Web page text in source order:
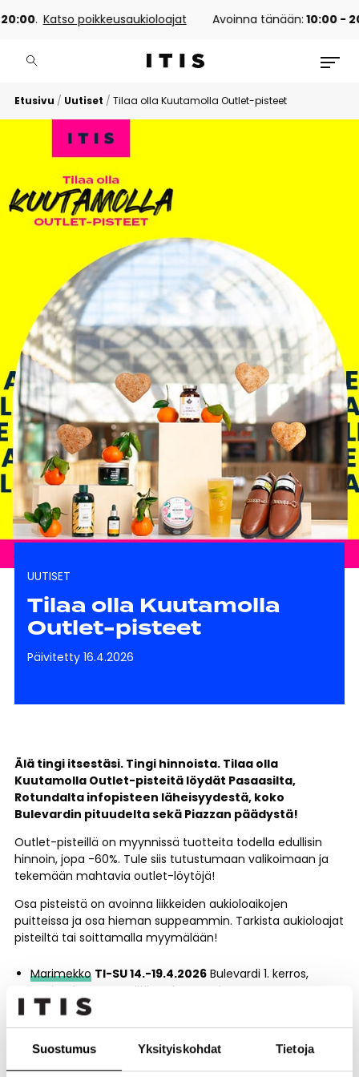
Suostumus Yksityiskohdat Tietoja
. Katso poikkeusaukioloajat Avoinna tänään:10:00 -
Etusivu / Uutiset / Tilaa olla Kuutamolla Outlet-pisteet
Tilaa olla Kuutamolla
Outlet-pisteet
UUTISET
Päivitetty 16.4.2026
Älä tingi itsestäsi. Tingi hinnoista. Tilaa olla
Kuutamolla Outlet-pisteitä löydät Pasaasilta,
Rotundalta infopisteen läheisyydestä, koko
Bulevardin pituudelta sekä Piazzan päädystä!
Outlet-pisteillä on myynnissä tuotteita todella edullisin
hinnoin, jopa -60%. Tule siis tutustumaan valikoimaan ja
tekemään mahtavia outlet-löytöjä!
Osa pisteistä on avoinna liikkeiden aukioloaikojen
puitteissa ja osa hieman suppeammin. Tarkista aukioloajat
pisteiltä tai soittamalla myymälään!
Marimekko TI-SU 14.-19.4.2026Bulevardi 1. kerros,
Marimekon myymälän edusta – sisustustavaraa,
vaatteita sekä paljon muuta alennetuin hinnoin.
ja Roundin läheisyydessä – onnenpyörä sekä
huipputarjouksia.